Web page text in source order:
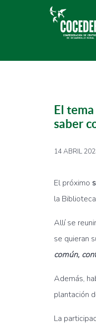
El
saber
14 ABRIL
El próximo
la
Allí se
se quieran
común,
Además,
plantación
La